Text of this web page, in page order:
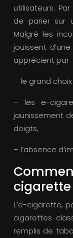
utilisateurs.
de parier sur
Malgré les
jouissent
apprécient
– le grand
– les e-
jaunissement
doigts,
– l’absence
cigarette
L’e-cigarette,
cigarettes
remplis de